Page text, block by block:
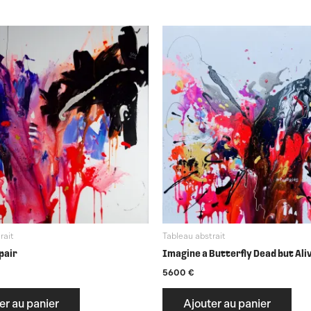
au panier
Tableau abstrait
Imagine a Butterfly Dead but
5600 €
Ajouter au panier